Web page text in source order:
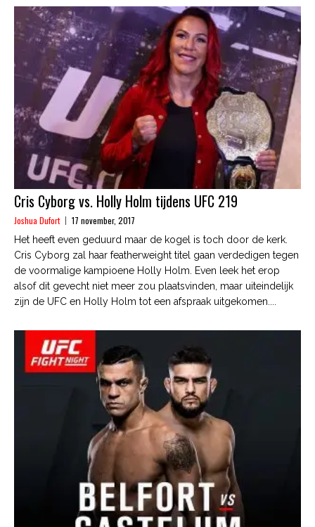
Cris Cyborg vs. Holly Holm tijdens UFC 219
Joshua Dufort 17 november, 2017
Het heeft even geduurd maar de kogel is toch door de kerk.
Cris Cyborg zal haar featherweight titel gaan verdedigen tegen
de voormalige kampioene Holly Holm. Even leek het erop
alsof dit gevecht niet meer zou plaatsvinden, maar uiteindelijk
zijn de UFC en Holly Holm tot een afspraak uitgekomen....